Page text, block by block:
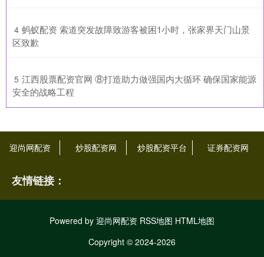
4 ​蚂蚁配资 索道突发故障致游客被困1小时，张家界天门山景
区致歉
5 ​江西股票配资官网 ⑧打造助力做强国内大循环 确保国家能源
安全的战略工程
迎尚网配资 炒股配资网 炒股配资平台 证券配资网
友情链接：
Powered by 迎尚网配资 RSS地图 HTML地图
Copyright © 2024-2026